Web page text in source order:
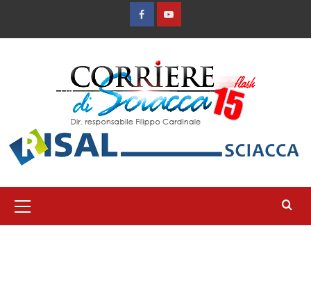
FacebookYountube
principale